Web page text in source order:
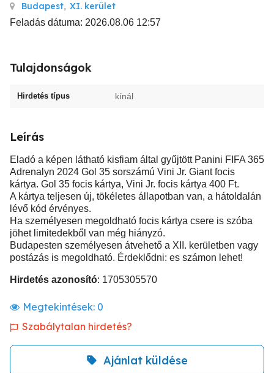
Budapest, XI. kerület
Feladás dátuma: 2026.08.06 12:57
Tulajdonságok
Hirdetés típus kínál
Leírás
Eladó a képen látható kisfiam által gyűjtött Panini FIFA 365
Adrenalyn 2024 Gol 35 sorszámú Vini Jr. Giant focis
kártya. Gol 35 focis kártya, Vini Jr. focis kártya 400 Ft.
A kártya teljesen új, tökéletes állapotban van, a hátoldalán
lévő kód érvényes.
Ha személyesen megoldható focis kártya csere is szóba
jöhet limitedekből van még hiányzó.
Budapesten személyesen átvehető a XII. kerületben vagy
postázás is megoldható. Érdeklődni: es számon lehet!
Hirdetés azonosító: 1705305570
Megtekintések: 0
Szabálytalan hirdetés?
Ajánlat küldése